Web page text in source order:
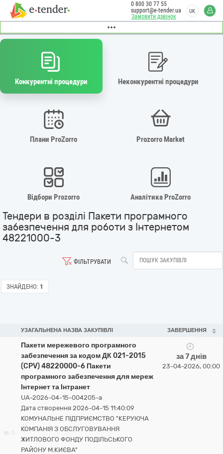
Замовити дзвінок
0 800 30 77 55
support@e-tender.ua
UK
Конкурентні процедури Неконкурентні процедури
Плани ProZorro Prozorro Market
Відбори Prozorro Аналітика ProZorro
Тендери в розділі Пакети програмного
забезпечення для роботи з Інтернетом
48221000-3
ФІЛЬТРУВАТИ
ЗНАЙДЕНО: 1
УЗАГАЛЬНЕНА НАЗВА ЗАКУПІВЛІ ЗАВЕРШЕННЯ
Пакети мережевого програмного
забезпечення за кодом ДК 021-2015
(CPV) 48220000-6 Пакети
програмного забезпечення для мереж
Інтернет та Інтранет
UA-2026-04-15-004205-a
Дата створення 2026-04-15 11:40:09
КОМУНАЛЬНЕ ПІДПРИЄМСТВО "КЕРУЮЧА
КОМПАНІЯ З ОБСЛУГОВУВАННЯ
ЖИТЛОВОГО ФОНДУ ПОДІЛЬСЬКОГО
РАЙОНУ М.КИЄВА"
за 7 днів
23-04-2026, 00:00